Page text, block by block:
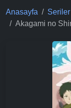
Anasayfa
Seriler
Akagami no